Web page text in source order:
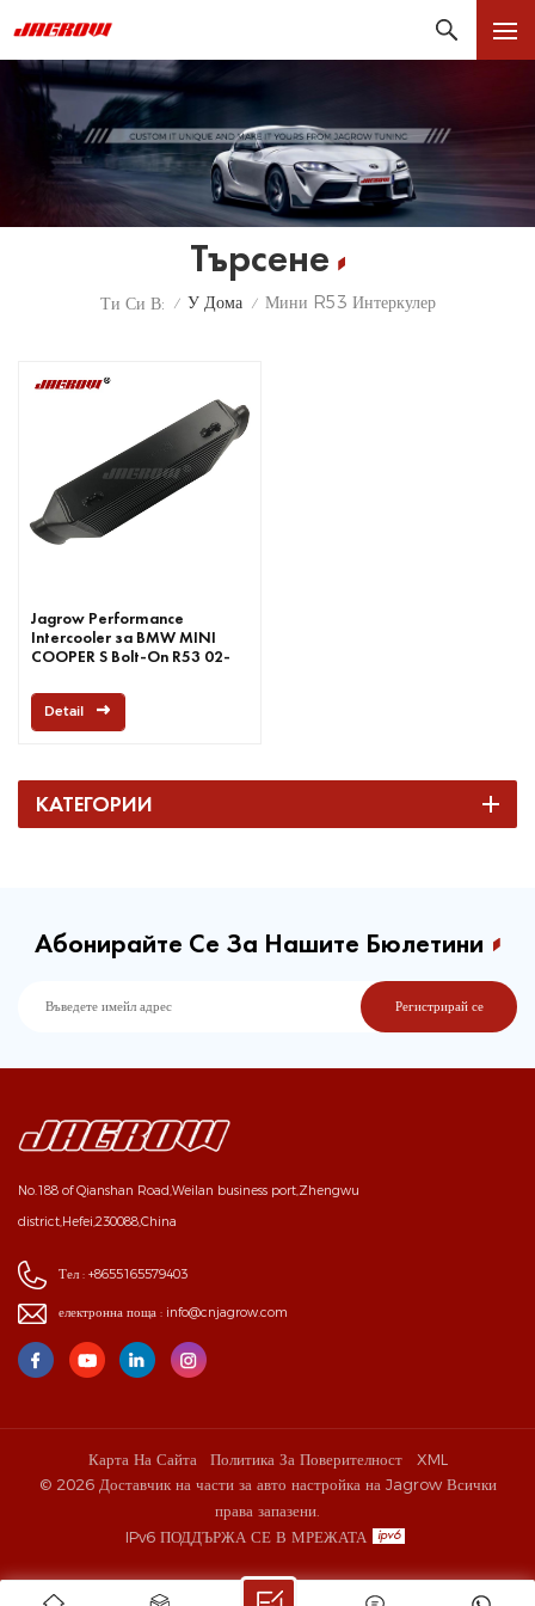
Търсене
Ти Си В: / У Дома / Мини R53 Интеркулер
Jagrow Performance
Intercooler за BMW MINI
COOPER S Bolt-On R53 02-
Detail
КАТЕГОРИИ
Абонирайте Се За Нашите Бюлетини
No.188 of Qianshan Road,Weilan business port,Zhengwu
district,Hefei,230088,China
Тел : +8655165579403
електронна поща : info@cnjagrow.com
Карта На Сайта Политика За Поверителност
XML
© 2026 Доставчик на части за авто настройка на Jagrow Всички
права запазени.
IPv6 ПОДДЪРЖА СЕ В МРЕЖАТА